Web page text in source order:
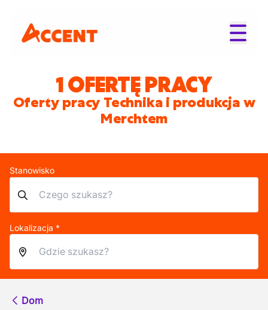
1 OFERTĘ PRACY
Oferty pracy Technika i produkcja w
Merchtem
Stanowisko
Lokalizacja *
Dom